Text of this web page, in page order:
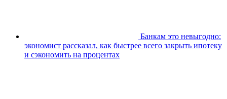
Банкам это невыгодно:
экономист рассказал, как быстрее всего закрыть ипотеку
и сэкономить на процентах